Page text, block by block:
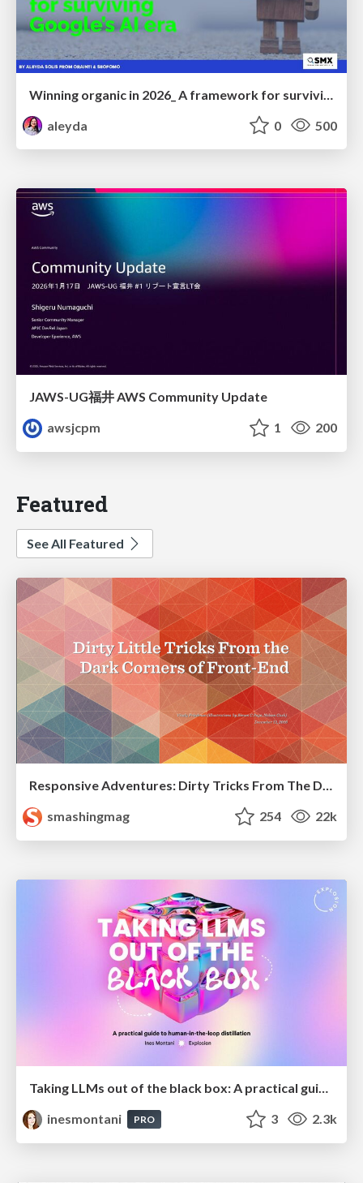
aleyda
0 500
JAWS-UG福井 AWS Community Update
awsjcpm
1 200
Featured
See All Featured
Responsive Adventures: Dirty Tricks From The Dark Corners of Front-End
smashingmag
254 22k
inesmontani
PRO 3 2.3k